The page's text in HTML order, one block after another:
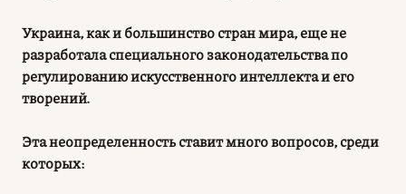
Украина, как и большинство стран мира, еще не
разработала специального законодательства по
регулированию искусственного интеллекта и его
творений.
Эта неопределенность ставит много вопросов, среди
которых: